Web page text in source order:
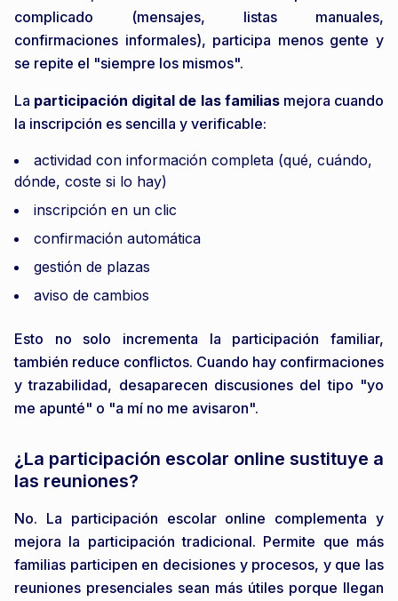
complicado (mensajes, listas manuales,
confirmaciones informales), participa menos gente y
se repite el "siempre los mismos".
La participación digital de las familiasmejora cuando
la inscripción es sencilla y verificable:
actividad con información completa (qué, cuándo,
dónde, coste si lo hay)
inscripción en un clic
confirmación automática
gestión de plazas
aviso de cambios
Esto no solo incrementa la participación familiar,
también reduce conflictos. Cuando hay confirmaciones
y trazabilidad, desaparecen discusiones del tipo "yo
me apunté" o "a mí no me avisaron".
¿La participación escolar online sustituye a
las reuniones?
No. La participación escolar online complementa y
mejora la participación tradicional. Permite que más
familias participen en decisiones y procesos, y que las
reuniones presenciales sean más útiles porque llegan